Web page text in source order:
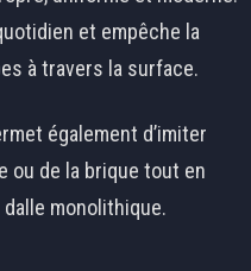
et empêche la
à travers la surface.
également d’imiter
ou de la brique tout en
monolithique.